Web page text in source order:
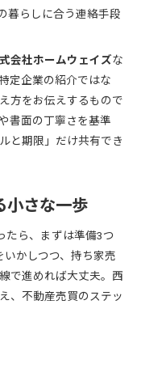
暮らしに合う連絡手段
会社ホームウェイズな
定企業の紹介ではな
方をお伝えするもので
書面の丁寧さを基準
と期限」だけ共有でき
小さな一歩
たら、まずは準備3つ
かしつつ、持ち家売
で進めれば大丈夫。西
、不動産売買のステッ